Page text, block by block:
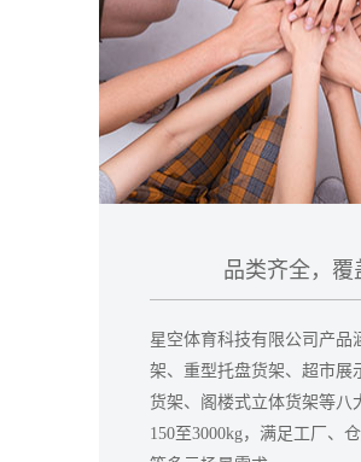
品类齐全，覆
星空体育科技有限公司产品
架、重型托盘货架、超市展
货架、阁楼式立体货架等八
150至3000kg，满足工厂、